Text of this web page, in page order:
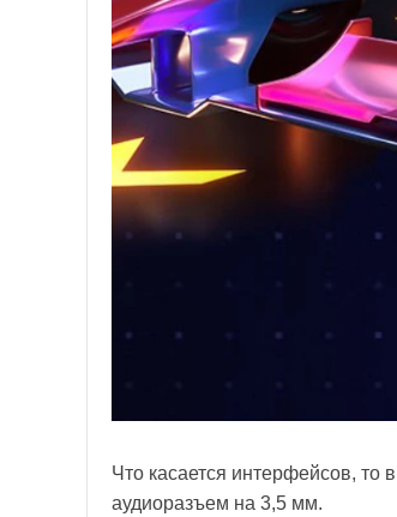
Что касается интерфейсов, то
аудиоразъем на 3,5 мм.